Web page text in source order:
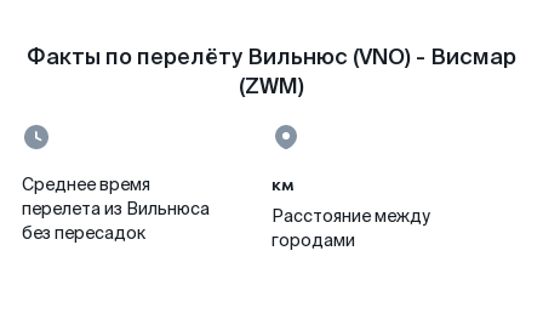
Факты по перелёту Вильнюс (VNO) - Висмар
(ZWM)
Среднее время
перелета из Вильнюса
без пересадок
км
Расстояние между
городами